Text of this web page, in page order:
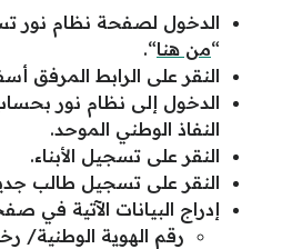
الدخول لصفحة نظام نور
“من هنا“.
النقر على الرابط المرفق
الدخول إلى نظام نور
النفاذ الوطني الموحد.
النقر على تسجيل الأبناء.
النقر على تسجيل طالب
إدراج البيانات الآتية في
رقم الهوية الوطنية/